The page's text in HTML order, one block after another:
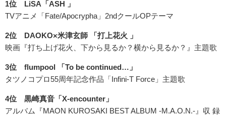
1位 LiSA「ASH 」
TVアニメ「Fate/Apocrypha」2ndクールOPテーマ
2位 DAOKO×米津玄師 「打上花火 」
映画『打ち上げ花火、下から見るか？横から見るか？』主題歌
3位 flumpool 「To be continued…」
タツノコプロ55周年記念作品「Infini-T Force」主題歌
4位 黒崎真音「X-encounter」
アルバム『MAON KUROSAKI BEST ALBUM -M.A.O.N.-』収 録